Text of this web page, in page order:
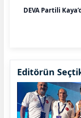
DEVA Partili
Editörün